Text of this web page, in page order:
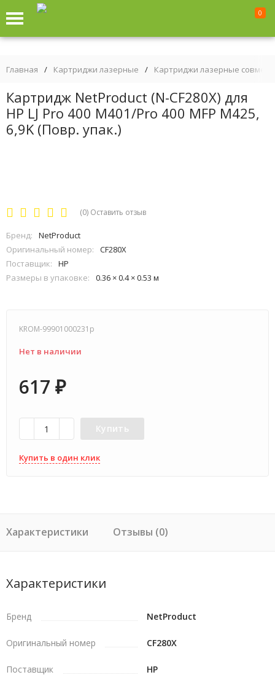
0
Главная / Картриджи лазерные / Картриджи лазерные
Картридж NetProduct (N-CF280X) для
HP LJ Pro 400 M401/Pro 400 MFP M425,
6,9K (Повр. упак.)
(0) Оставить отзыв
Бренд:
NetProduct
Оригинальный номер:
CF280X
Поставщик:
HP
Размеры в упаковке:
0.36 × 0.4 × 0.53 м
KROM-99901000231p
Нет в наличии
617 ₽
Купить
Купить в один клик
Характеристики Отзывы (0)
Характеристики
Бренд NetProduct
Оригинальный номер CF280X
Поставщик HP